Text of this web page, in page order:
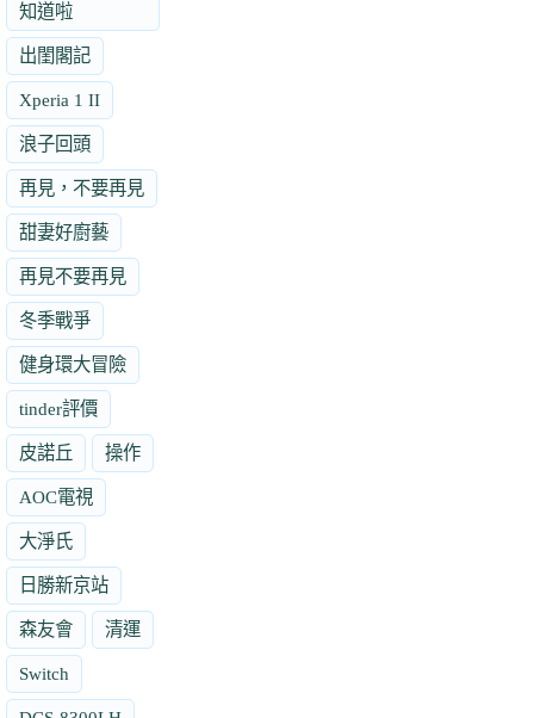
知道啦
出閨閣記
Xperia 1 II
浪子回頭
再見，不要再見
甜妻好廚藝
再見不要再見
冬季戰爭
健身環大冒險
tinder評價
皮諾丘 操作
AOC電視
大淨氏
日勝新京站
森友會 清運
Switch